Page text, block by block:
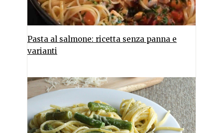
Pasta al salmone: ricetta senza panna e
varianti